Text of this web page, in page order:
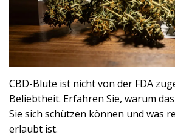
CBD-Blüte ist nicht von der FDA
Beliebtheit. Erfahren Sie, warum
Sie sich schützen können und was
erlaubt ist.